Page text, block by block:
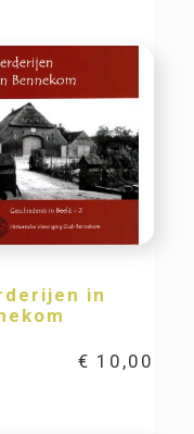
in
€ 10,00